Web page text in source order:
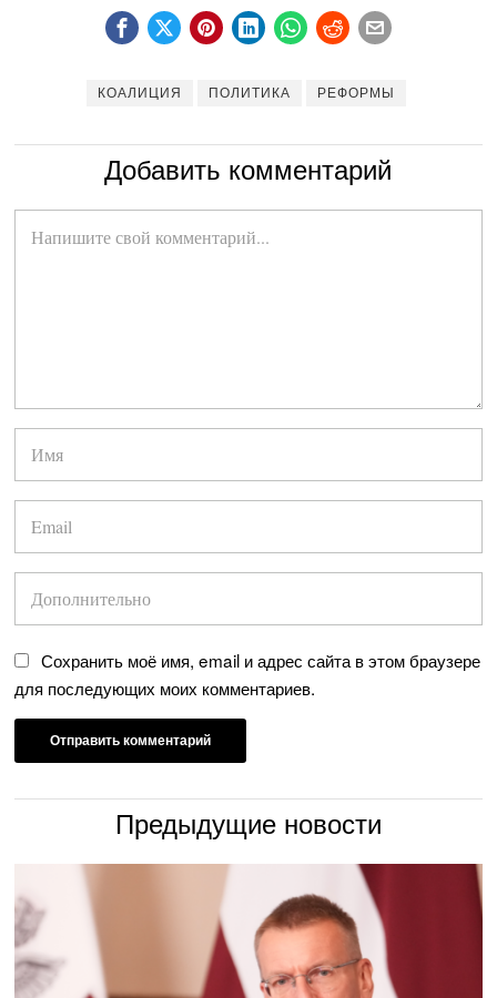
КОАЛИЦИЯ ПОЛИТИКА РЕФОРМЫ
Добавить комментарий
Сохранить моё имя, email и адрес сайта в этом браузере
для последующих моих комментариев.
Предыдущие новости